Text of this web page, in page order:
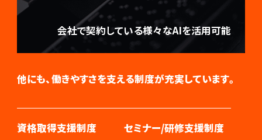
会社で契約している様々なAIを活用可能
他にも、働きやすさを支える制度が充実しています。
資格取得支援制度 セミナー/研修支援制度